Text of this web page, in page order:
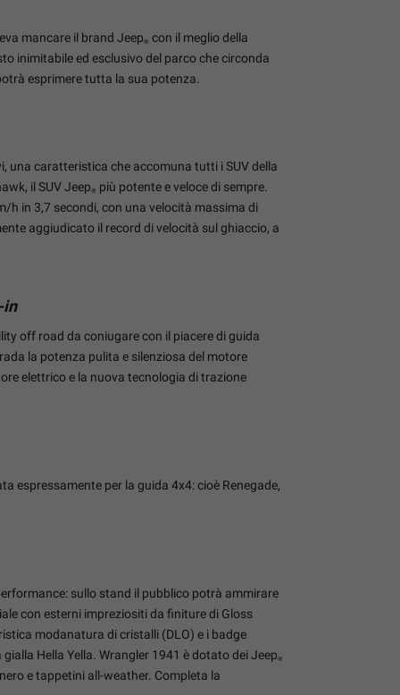
mancare il brand Jeep®
con il meglio della
inimitabile ed esclusivo del parco che circonda
esprimere tutta la sua potenza.
caratteristica che accomuna tutti i SUV della
il SUV Jeep®
più potente e veloce di sempre.
h in 3,7 secondi, con una velocità massima di
aggiudicato il record di velocità sul ghiaccio, a
in
off road da coniugare con il piacere di guida
la potenza pulita e silenziosa del motore
elettrico e la nuova tecnologia di trazione
espressamente per la guida 4x4: cioè Renegade,
sullo stand il pubblico potrà ammirare
con esterni impreziositi da finiture di Gloss
modanatura di cristalli (DLO) e i badge
Hella Yella. Wrangler 1941 è dotato dei Jeep®
e tappetini all-weather. Completa la